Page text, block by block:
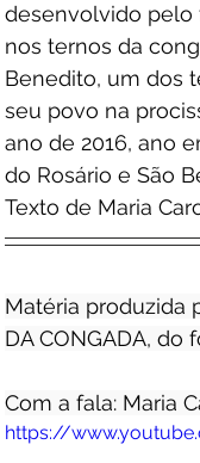
desenvolvido pelo
nos ternos da
Benedito, um dos
seu povo na
ano de 2016, ano
do Rosário e São
Texto de Maria
Matéria produzida
DA CONGADA, do
Com a fala: Maria
https://